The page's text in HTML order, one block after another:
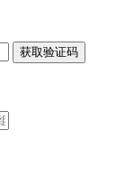
获取验证码